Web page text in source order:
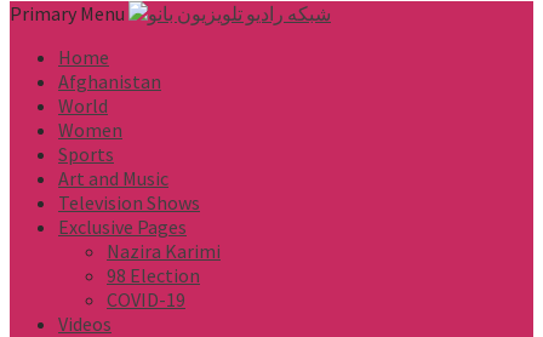
Primary Menu
Home
Afghanistan
World
Women
Sports
Art and Music
Television Shows
Exclusive Pages
Nazira Karimi
98 Election
COVID-19
Videos